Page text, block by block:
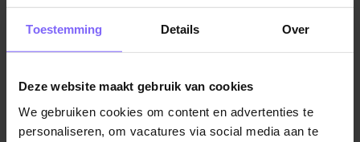
Toestemming Details Over
Deze website maakt gebruik van cookies
We gebruiken cookies om content en advertenties te
personaliseren, om vacatures via social media aan te
Vergelijkbare vacatures